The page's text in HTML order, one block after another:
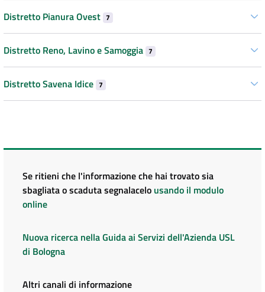
Distretto Pianura Ovest 7
Distretto Reno, Lavino e Samoggia 7
Distretto Savena Idice 7
Se ritieni che l'informazione che hai trovato sia
sbagliata o scaduta segnalacelo usando il modulo
online
Nuova ricerca nella Guida ai Servizi dell'Azienda USL
di Bologna
Altri canali di informazione